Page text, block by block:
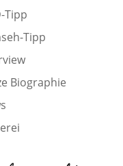
Tipp
Tipp
Biographie